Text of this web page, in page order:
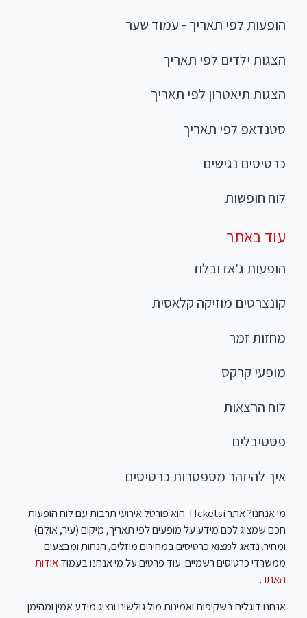
הופעות לפי תאריך - עמוד שער
הצגות ילדים לפי תאריך
הצגות תיאטרון לפי תאריך
סטנדאפ לפי תאריך
כרטיסים נגישים
לוח חופשות
עוד באתר
הופעות ג'אז ובלוז
קונצרטים מוזיקה קלאסית
מחזות זמר
מופעי קרקס
לוח הרצאות
פסטיבלים
איך להיזהר מספסרות כרטיסים
מי אנחנו? אתר TIcketsi הוא פורטל אירועי תרבות עם לוח הופעות
חכם שמציג לכם מידע על מופעים לפי תאריך, מיקום (עיר, אולם)
ומחיר. נדאג למצוא כרטיסים במחירים מוזלים, הנחות ומבצעים
ממשרדי כרטיסים רשמיים. עוד פרטים על מי אנחנו בעמודאודות
האתר.
אנחנו דוגלים בשקיפות ואמינות מול גולשינו ונציג מידע אמין ומהימן